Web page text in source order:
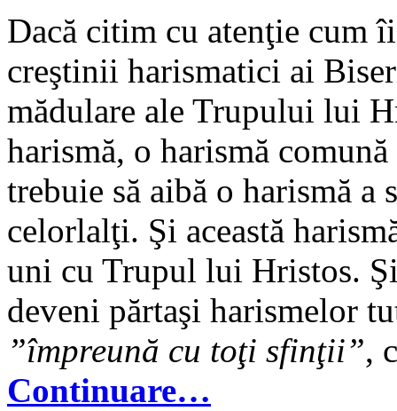
Dacă citim cu atenţie cum
creştinii harismatici ai
mădulare ale Trupului lui
harismă, o harismă
trebuie să aibă o harismă a
celorlalţi. Şi această
uni cu Trupul lui Hristos.
deveni părtaşi harismelor
”împreună cu toţi sfinţii”,
Continuare…